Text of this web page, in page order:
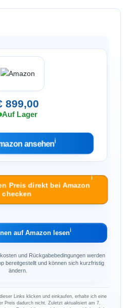
899,00
Auf Lager
ansehenℹ︎
Preis direkt bei Amazon
checken
ℹ︎
auf Amazon lesenℹ︎
und Rückgabebedingungen werden
bereitgestellt und können sich kurzfristig
ändern.
Links klicken und einkaufen, erhalte ich eine
Preis dadurch nicht. Zuletzt aktualisiert am 7.